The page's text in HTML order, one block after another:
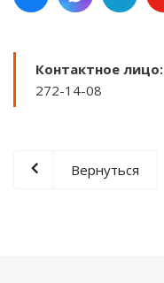
Контактное лицо:
272-14-08
Вернуться